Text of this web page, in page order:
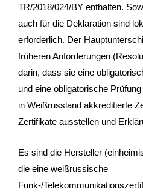
TR/2018/024/BY enthalten.
auch für die Deklaration sind
erforderlich. Der
früheren Anforderungen
darin, dass sie eine
und eine obligatorische
in Weißrussland akkreditierte
Zertifikate ausstellen und
Es sind die Hersteller
die eine weißrussische
Funk-/